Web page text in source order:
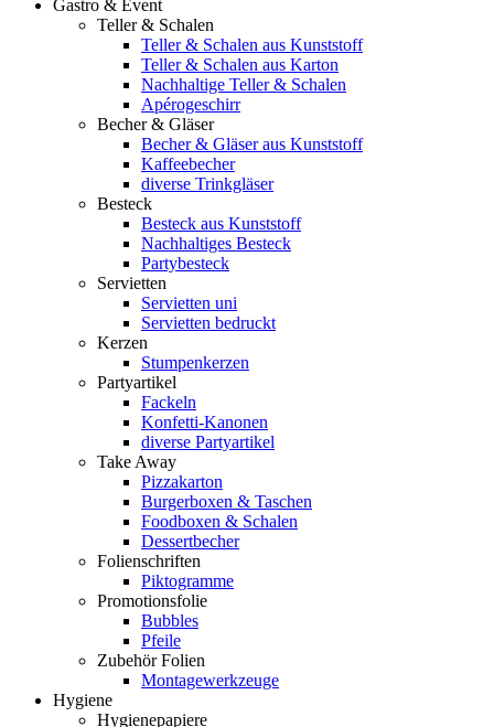
Gastro & Event
Teller & Schalen
Teller & Schalen aus Kunststoff
Teller & Schalen aus Karton
Nachhaltige Teller & Schalen
Apérogeschirr
Becher & Gläser
Becher & Gläser aus Kunststoff
Kaffeebecher
diverse Trinkgläser
Besteck
Besteck aus Kunststoff
Nachhaltiges Besteck
Partybesteck
Servietten
Servietten uni
Servietten bedruckt
Kerzen
Stumpenkerzen
Partyartikel
Fackeln
Konfetti-Kanonen
diverse Partyartikel
Take Away
Pizzakarton
Burgerboxen & Taschen
Foodboxen & Schalen
Dessertbecher
Folienschriften
Piktogramme
Promotionsfolie
Bubbles
Pfeile
Zubehör Folien
Montagewerkzeuge
Hygiene
Hygienepapiere